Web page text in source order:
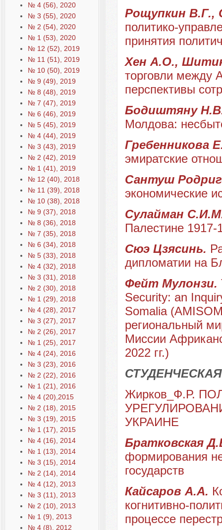
№ 4 (56), 2020
№ 3 (55), 2020
№ 2 (54), 2020
№ 1 (53), 2020
№ 12 (52), 2019
№ 11 (51), 2019
№ 10 (50), 2019
№ 9 (49), 2019
№ 8 (48), 2019
№ 7 (47), 2019
№ 6 (46), 2019
№ 5 (45), 2019
№ 4 (44), 2019
№ 3 (43), 2019
№ 2 (42), 2019
№ 1 (41), 2019
№ 12 (40), 2018
№ 11 (39), 2018
№ 10 (38), 2018
№ 9 (37), 2018
№ 8 (36), 2018
№ 7 (35), 2018
№ 6 (34), 2018
№ 5 (33), 2018
№ 4 (32), 2018
№ 3 (31), 2018
№ 2 (30), 2018
№ 1 (29), 2018
№ 4 (28), 2017
№ 3 (27), 2017
№ 2 (26), 2017
№ 1 (25), 2017
№ 4 (24), 2016
№ 3 (23), 2016
№ 2 (22), 2016
№ 1 (21), 2016
№ 4 (20),2015
№ 2 (18), 2015
№ 3 (19), 2015
№ 1 (17), 2015
№ 4 (16), 2014
№ 1 (13), 2014
№ 3 (15), 2014
№ 2 (14), 2014
№ 4 (12), 2013
№ 3 (11), 2013
№ 2 (10), 2013
№ 1 (9), 2013
№ 4 (8), 2012
Рощупкин В.Г.,
политико-
принятия
Хен А.О.,
торговли между
перспективы
Бодиштяну
Молдова:
Гребенникова
эмиратские
Сантуш
экономические
Сулайман
Палестине 1917-
Сюэ Цзясинь.
дипломатии на
Фейт Мулонзи.
Security: an
Somalia
региональный
Миссии
2022 гг.)
Жирков_Ф.Р.
УКРАИНЕ
Братковская
формирования
государств
Кайсаров А.А.
когнитивно-
процессе